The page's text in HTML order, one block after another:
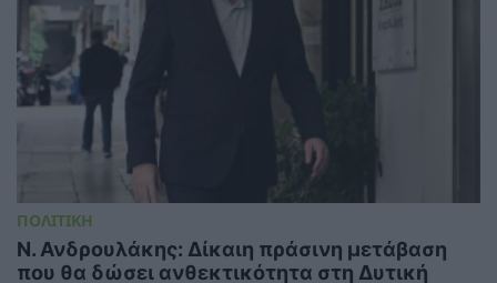
ΠΟΛΙΤΙΚΗ
Ν. Ανδρουλάκης: Δίκαιη πράσινη μετάβαση
που θα δώσει ανθεκτικότητα στη Δυτική